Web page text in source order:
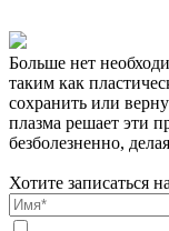
Больше нет
таким как
сохранить или
плазма решает эти
безболезненно,
Хотите записаться